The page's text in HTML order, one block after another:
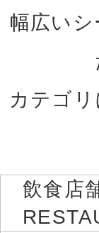
幅広い
カテゴ
飲食店